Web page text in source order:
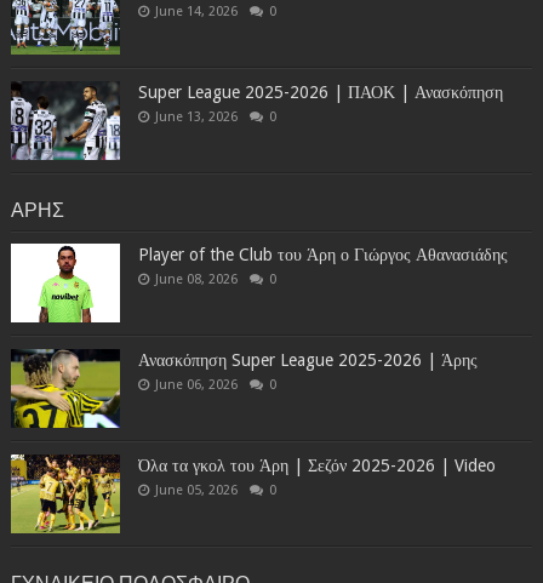
June 14, 2026 0
Super League 2025-2026 | ΠΑΟΚ | Ανασκόπηση
June 13, 2026 0
ΑΡΗΣ
Player of the Club του Άρη ο Γιώργος Αθανασιάδης
June 08, 2026 0
Ανασκόπηση Super League 2025-2026 | Άρης
June 06, 2026 0
Όλα τα γκολ του Άρη | Σεζόν 2025-2026 | Video
June 05, 2026 0